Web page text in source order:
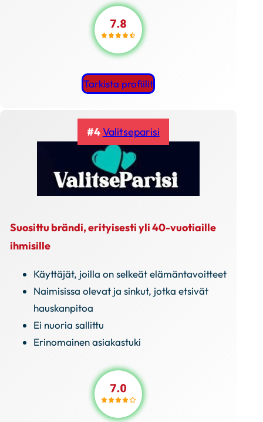
Tarkista profiilit
#4Valitseparisi
Suosittu brändi, erityisesti yli 40-vuotiaille
ihmisille
Käyttäjät, joilla on selkeät elämäntavoitteet
Naimisissa olevat ja sinkut, jotka etsivät
hauskanpitoa
Ei nuoria sallittu
Erinomainen asiakastuki